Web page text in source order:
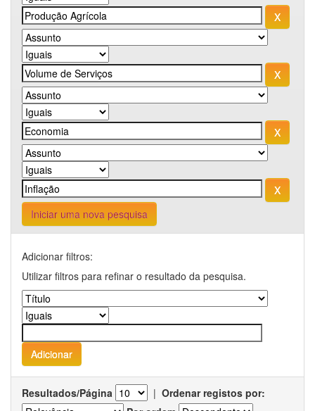
Iniciar uma nova pesquisa
Adicionar filtros:
Utilizar filtros para refinar o resultado da pesquisa.
Resultados/Página | Ordenar registos por: